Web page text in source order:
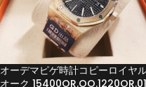
オーデマピゲ時計コピーロイヤ
オーク 15400OR.OO.1220OR.01